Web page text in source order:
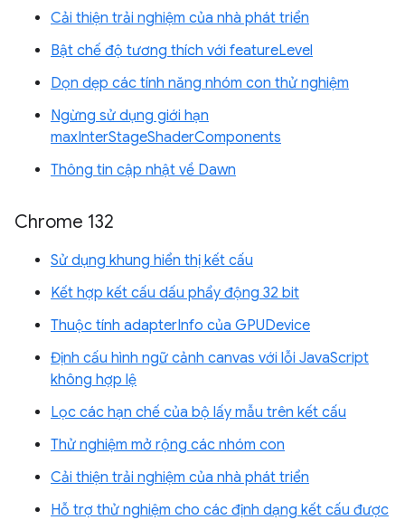
Cải thiện trải nghiệm của nhà phát triển
Bật chế độ tương thích với featureLevel
Dọn dẹp các tính năng nhóm con thử nghiệm
Ngừng sử dụng giới hạn
maxInterStageShaderComponents
Thông tin cập nhật về Dawn
Chrome 132
Sử dụng khung hiển thị kết cấu
Kết hợp kết cấu dấu phẩy động 32 bit
Thuộc tính adapterInfo của GPUDevice
Định cấu hình ngữ cảnh canvas với lỗi JavaScript
không hợp lệ
Lọc các hạn chế của bộ lấy mẫu trên kết cấu
Thử nghiệm mở rộng các nhóm con
Cải thiện trải nghiệm của nhà phát triển
Hỗ trợ thử nghiệm cho các định dạng kết cấu được